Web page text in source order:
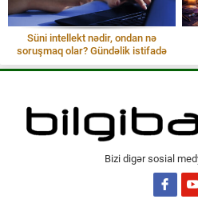
Süni intellekt nədir, ondan nə
soruşmaq olar? Gündəlik istifadə
Bizi digər sosial